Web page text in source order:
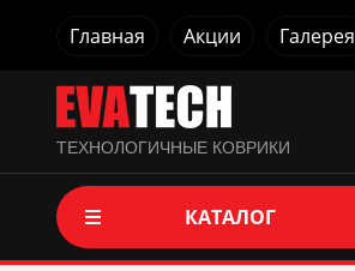
Главная Акции Галерея
ТЕХНОЛОГИЧНЫЕ КОВРИКИ
КАТАЛОГ